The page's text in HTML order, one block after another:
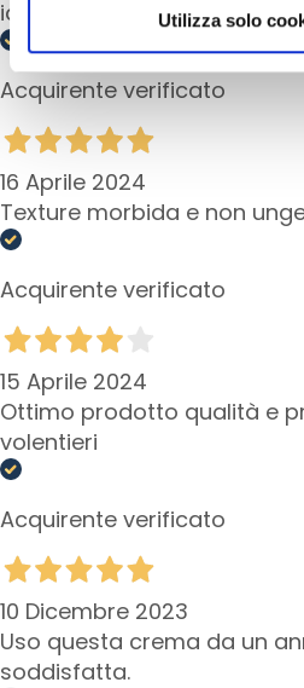
scegliere, in modo più granulare,
Utilizza solo
N
Z
A
G
o
c
e
M
a
g
i
c
h
A
n
t
i
-
e
idratazione.
Acquirente verificato
16 Aprile 2024
Texture morbida e non
Acquirente verificato
15 Aprile 2024
Ottimo prodotto qualità e
volentieri
Acquirente verificato
10 Dicembre 2023
Uso questa crema da un
soddisfatta.